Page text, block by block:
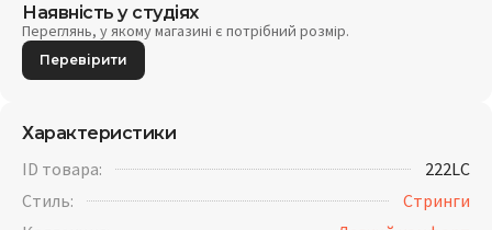
Наявність у студіях
Переглянь, у якому магазині є потрібний розмір.
Перевірити
Характеристики
ID товара:
222LC
Стиль:
Стринги